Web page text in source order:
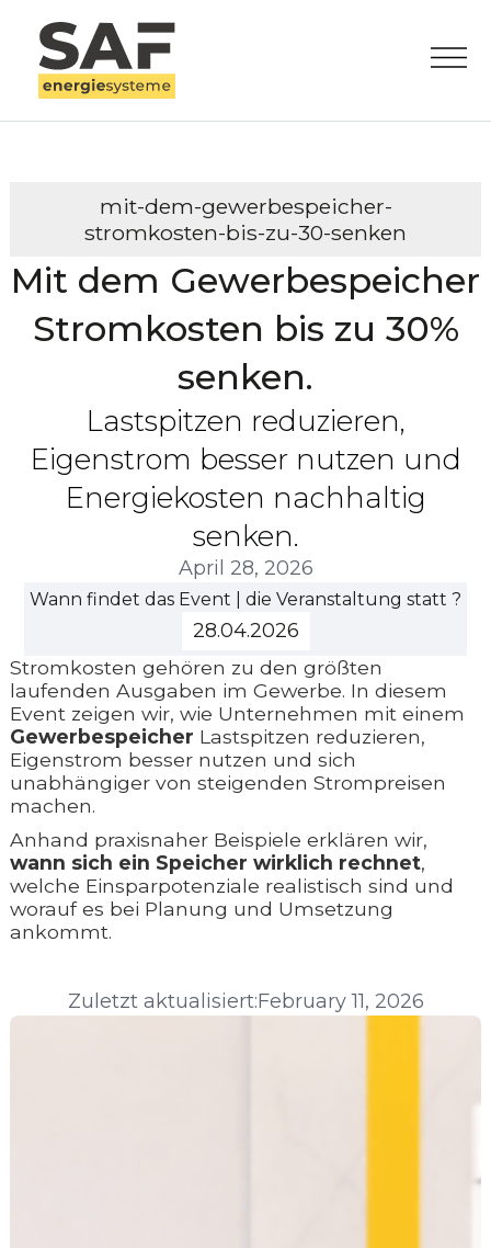
mit-dem-gewerbespeicher-
stromkosten-bis-zu-30-senken
Mit dem Gewerbespeicher
Stromkosten bis zu 30%
senken.
Lastspitzen reduzieren,
Eigenstrom besser nutzen und
Energiekosten nachhaltig
senken.
April 28, 2026
Wann findet das Event | die Veranstaltung statt ?
28.04.2026
Stromkosten gehören zu den größten
laufenden Ausgaben im Gewerbe. In diesem
Event zeigen wir, wie Unternehmen mit einem
Gewerbespeicher Lastspitzen reduzieren,
Eigenstrom besser nutzen und sich
unabhängiger von steigenden Strompreisen
machen.
Anhand praxisnaher Beispiele erklären wir,
wann sich ein Speicher wirklich rechnet,
welche Einsparpotenziale realistisch sind und
worauf es bei Planung und Umsetzung
ankommt.
Zuletzt aktualisiert:February 11, 2026